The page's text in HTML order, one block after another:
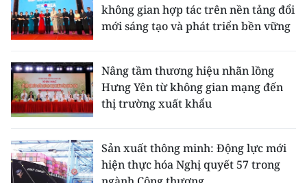
không gian hợp tác trên nền tảng đổi
mới sáng tạo và phát triển bền vững
Nâng tầm thương hiệu nhãn lồng
Hưng Yên từ không gian mạng đến
thị trường xuất khẩu
Sản xuất thông minh: Động lực mới
hiện thực hóa Nghị quyết 57 trong